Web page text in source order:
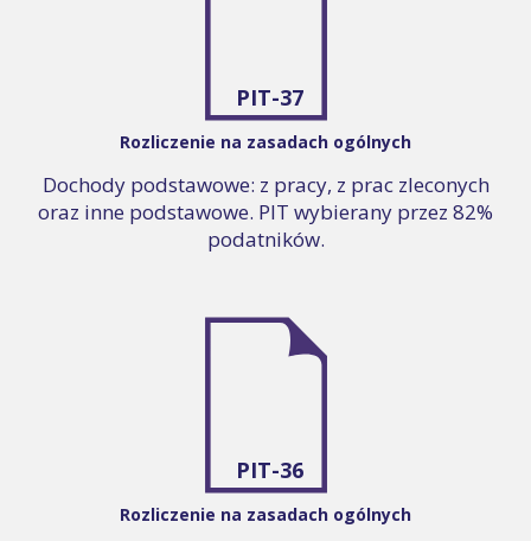
PIT-37
Rozliczenie na zasadach ogólnych
Dochody podstawowe: z pracy, z prac zleconych
oraz inne podstawowe. PIT wybierany przez 82%
podatników.
PIT-36
Rozliczenie na zasadach ogólnych